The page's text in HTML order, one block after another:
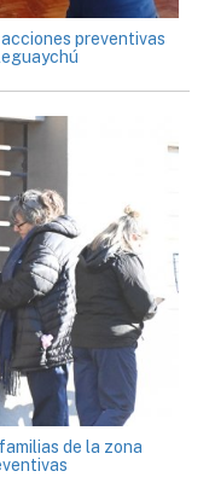
preventivas
de la zona